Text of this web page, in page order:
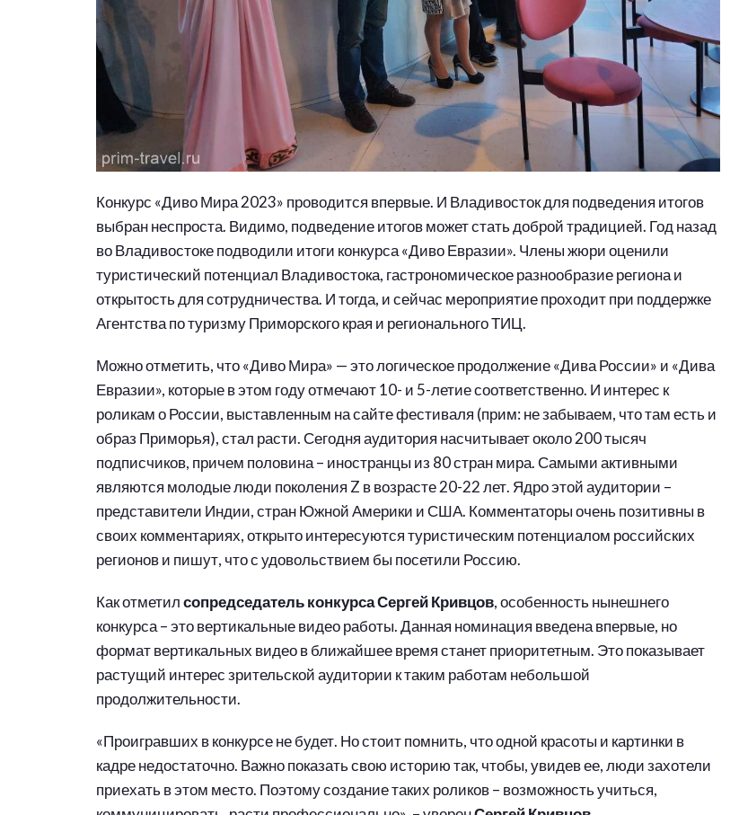
Конкурс «Диво Мира 2023» проводится впервые. И Владивосток для подведения итогов
выбран неспроста. Видимо, подведение итогов может стать доброй традицией. Год назад
во Владивостоке подводили итоги конкурса «Диво Евразии». Члены жюри оценили
туристический потенциал Владивостока, гастрономическое разнообразие региона и
открытость для сотрудничества. И тогда, и сейчас мероприятие проходит при поддержке
Агентства по туризму Приморского края и регионального ТИЦ.
Можно отметить, что «Диво Мира» — это логическое продолжение «Дива России» и «Дива
Евразии», которые в этом году отмечают 10- и 5-летие соответственно. И интерес к
роликам о России, выставленным на сайте фестиваля (прим: не забываем, что там есть и
образ Приморья), стал расти. Сегодня аудитория насчитывает около 200 тысяч
подписчиков, причем половина – иностранцы из 80 стран мира. Самыми активными
являются молодые люди поколения Z в возрасте 20-22 лет. Ядро этой аудитории –
представители Индии, стран Южной Америки и США. Комментаторы очень позитивны в
своих комментариях, открыто интересуются туристическим потенциалом российских
регионов и пишут, что с удовольствием бы посетили Россию.
Как отметилсопредседатель конкурса Сергей Кривцов, особенность нынешнего
конкурса – это вертикальные видео работы. Данная номинация введена впервые, но
формат вертикальных видео в ближайшее время станет приоритетным. Это показывает
растущий интерес зрительской аудитории к таким работам небольшой
продолжительности.
«Проигравших в конкурсе не будет. Но стоит помнить, что одной красоты и картинки в
кадре недостаточно. Важно показать свою историю так, чтобы, увидев ее, люди захотели
приехать в этом место. Поэтому создание таких роликов – возможность учиться,